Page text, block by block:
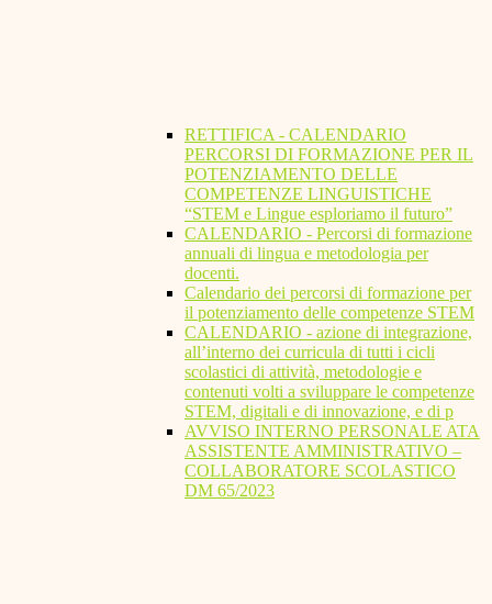
RETTIFICA - CALENDARIO
PERCORSI DI FORMAZIONE PER IL
POTENZIAMENTO DELLE
COMPETENZE LINGUISTICHE
“STEM e Lingue esploriamo il futuro”
CALENDARIO - Percorsi di formazione
annuali di lingua e metodologia per
docenti.
Calendario dei percorsi di formazione per
il potenziamento delle competenze STEM
CALENDARIO - azione di integrazione,
all’interno dei curricula di tutti i cicli
scolastici di attività, metodologie e
contenuti volti a sviluppare le competenze
STEM, digitali e di innovazione, e di p
AVVISO INTERNO PERSONALE ATA
ASSISTENTE AMMINISTRATIVO –
COLLABORATORE SCOLASTICO
DM 65/2023